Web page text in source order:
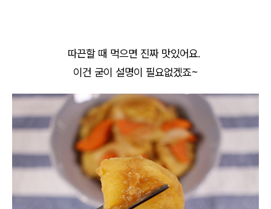
따끈할 때 먹으면 진짜 맛있어요.
이건 굳이 설명이 필요없겠죠~